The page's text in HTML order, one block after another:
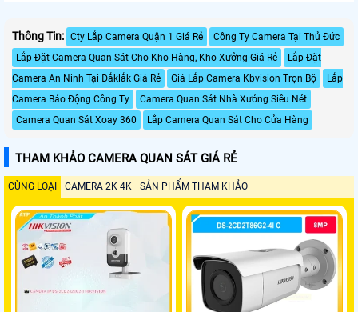
Thông Tin: Cty Lắp Camera Quận 1 Giá Rẻ
Công Ty Camera Tại Thủ Đức
Lắp Đặt Camera Quan Sát Cho Kho Hàng, Kho Xưởng Giá Rẻ
Lắp Đặt
Camera An Ninh Tại Đắklắk Giá Rẻ
Giá Lắp Camera Kbvision Trọn Bộ
Lắp
Camera Báo Động Công Ty
Camera Quan Sát Nhà Xưởng Siêu Nét
Camera Quan Sát Xoay 360
Lắp Camera Quan Sát Cho Cửa Hàng
THAM KHẢO CAMERA QUAN SÁT GIÁ RẺ
CÙNG LOẠI CAMERA 2K 4K SẢN PHẨM THAM KHẢO